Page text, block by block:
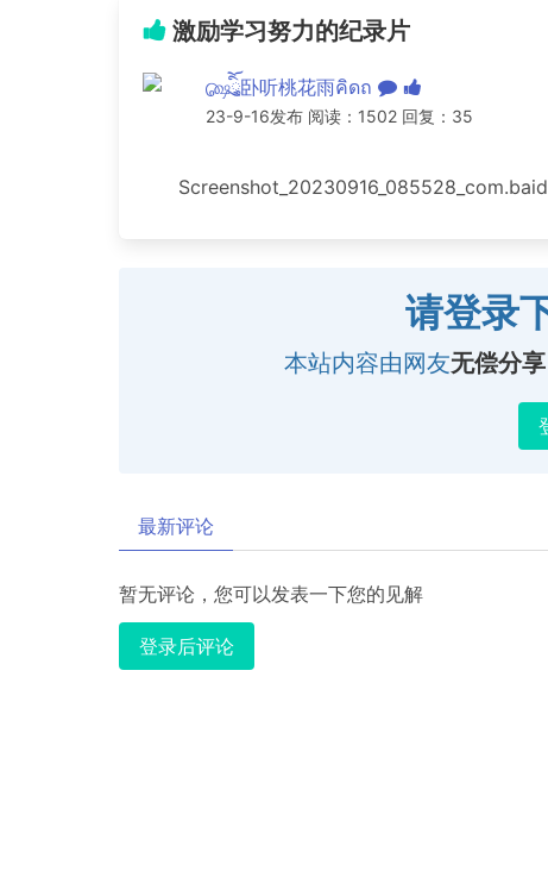
激励学习努力的纪录片
௸྄ིོུ卧听桃花雨คิดถ
23-9-16发布 阅读：1502 回复：35
请登录
本站内容由网友无偿分享
最新评论
暂无评论，您可以发表一下您的见解
登录后评论